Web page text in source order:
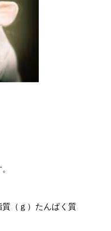
ｇ）たんぱく質